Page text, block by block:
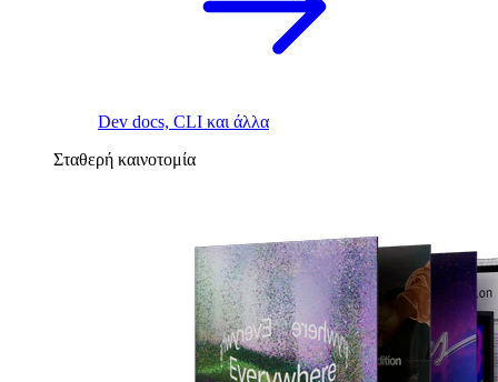
Dev docs, CLI και άλλα
Σταθερή καινοτομία